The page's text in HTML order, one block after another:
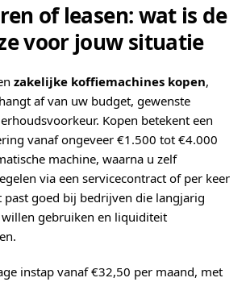
of leasen: wat is de
voor jouw situatie
zakelijke koffiemachines kopen,
hangt af van uw budget, gewenste
Kopen betekent een
vanaf ongeveer €1.500 tot €4.000
machine, waarna u zelf
via een servicecontract of per keer
past goed bij bedrijven die langjarig
gebruiken en liquiditeit
instap vanaf €32,50 per maand, met